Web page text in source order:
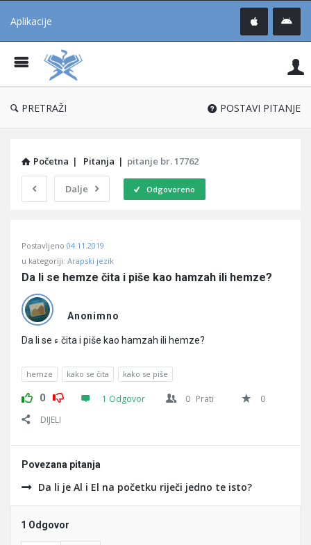
Aplikacije
®
PRETRAŽI POSTAVI PITANJE
Početna | Pitanja | pitanje br. 17762
Dalje Odgovoreno
Učene
Latest
Pitanja
Postavljeno 04.11.2019
u kategoriji: Arapski jezik
Da li se hemze čita i piše kao hamzah ili hemze?
Anonimno
Da li se ء čita i piše kao hamzah ili hemze?
hemze kako se čita kako se piše
0 1 Odgovor 0 Prati
0
DIJELI
Povezana pitanja
Da li je Al i El na početku riječi jedno te isto?
1 Odgovor